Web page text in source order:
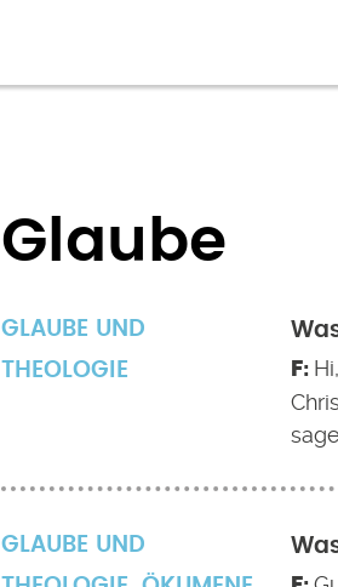
Glaube
GLAUBE UND
THEOLOGIE
GLAUBE UND